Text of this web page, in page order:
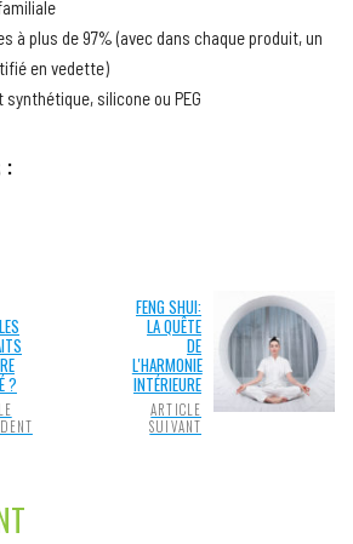
à plus de 97% (avec dans chaque produit, un
en vedette)
synthétique, silicone ou PEG
:
?
FENG SHUI:
LA QUÊTE
DE
L'HARMONIE
INTÉRIEURE
ARTICLE
SUIVANT